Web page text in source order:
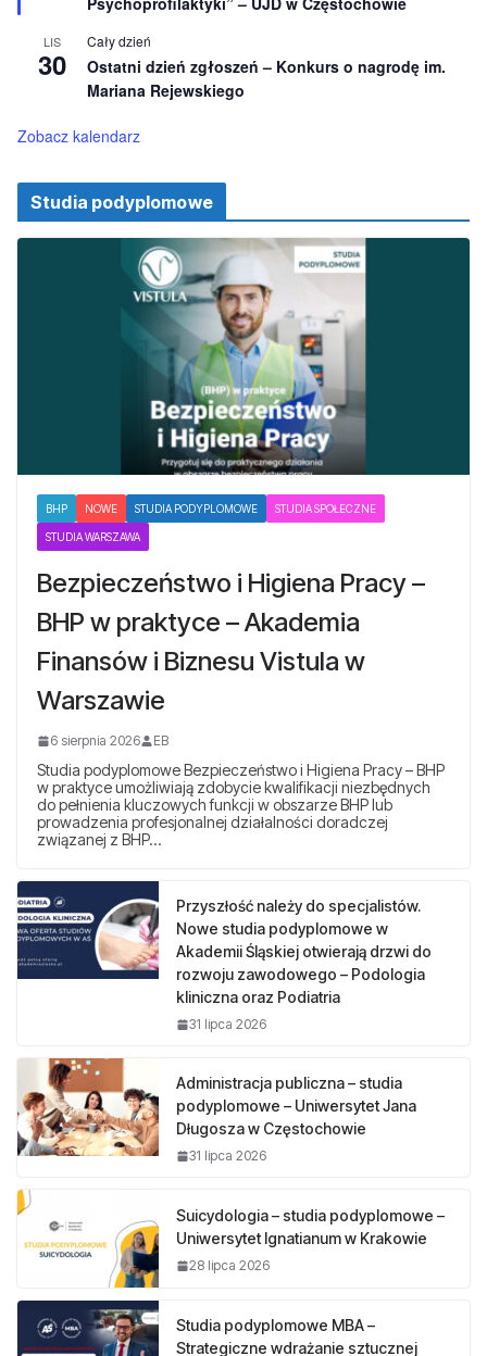
n
o
n
e
LIS
30
Cały dzień
Ostatni dzień zgłoszeń – Konkurs o nagrodę im.
Mariana Rejewskiego
Zobacz kalendarz
Studia podyplomowe
BHP NOWE STUDIA PODYPLOMOWE STUDIA SPOŁECZNE
STUDIA WARSZAWA
Bezpieczeństwo i Higiena Pracy –
BHP w praktyce – Akademia
Finansów i Biznesu Vistula w
Warszawie
6 sierpnia 2026 EB
Studia podyplomowe Bezpieczeństwo i Higiena Pracy – BHP
w praktyce umożliwiają zdobycie kwalifikacji niezbędnych
do pełnienia kluczowych funkcji w obszarze BHP lub
prowadzenia profesjonalnej działalności doradczej
związanej z BHP…
Przyszłość należy do specjalistów.
Nowe studia podyplomowe w
Akademii Śląskiej otwierają drzwi do
rozwoju zawodowego – Podologia
kliniczna oraz Podiatria
31 lipca 2026
Administracja publiczna – studia
podyplomowe – Uniwersytet Jana
Długosza w Częstochowie
31 lipca 2026
Suicydologia – studia podyplomowe –
Uniwersytet Ignatianum w Krakowie
28 lipca 2026
Studia podyplomowe MBA –
Strategiczne wdrażanie sztucznej